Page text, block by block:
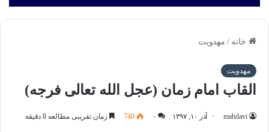
خانه / مهدویت
مهدویت
القاب امام زمان (عجل الله تعالی فرجه)
mahdavi آذر ۱۰, ۱۳۹۷ ۰ 740 زمان تقریبی مطالعه 8 دقیقه